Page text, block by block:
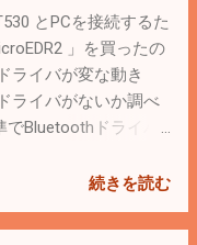
けど、Good Reader
ところ）ない。
記を参考にカラムを
CSV ファイルの作
うなCSVにする。
Name Yomi Family
ｽｽﾞｷ ﾀﾛｳ 続き１ E-
Mobile 続き２
09012345678 グルー
とPCを接続するた
」を買ったの
ライバが変な動き
ライバがないか調べ
Bluetoothドライバ
ないらしい。 ちなみ
しているドライバを
続きを読む